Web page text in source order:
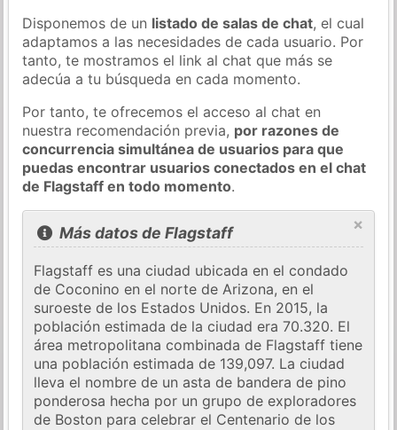
Disponemos de un listado de salas de chat, el cual
adaptamos a las necesidades de cada usuario. Por
tanto, te mostramos el link al chat que más se
adecúa a tu búsqueda en cada momento.
Por tanto, te ofrecemos el acceso al chat en
nuestra recomendación previa, por razones de
concurrencia simultánea de usuarios para que
puedas encontrar usuarios conectados en el chat
de Flagstaff en todo momento.
×
Más datos de Flagstaff
Flagstaff es una ciudad ubicada en el condado
de Coconino en el norte de Arizona, en el
suroeste de los Estados Unidos. En 2015, la
población estimada de la ciudad era 70.320. El
área metropolitana combinada de Flagstaff tiene
una población estimada de 139,097. La ciudad
lleva el nombre de un asta de bandera de pino
ponderosa hecha por un grupo de exploradores
de Boston para celebrar el Centenario de los